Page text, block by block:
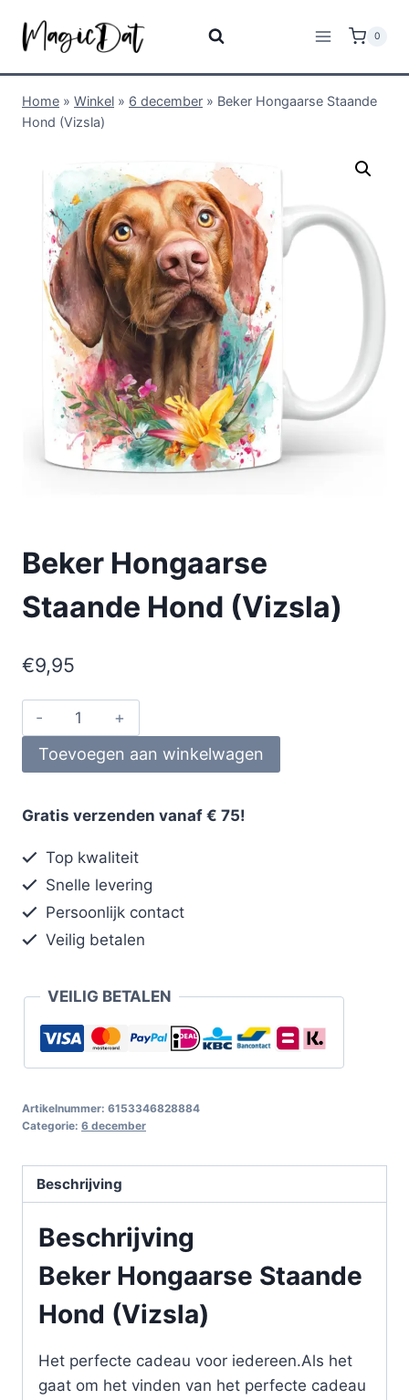
0
Home » Winkel » 6 december » Beker Hongaarse Staande
Hond (Vizsla)
Beker Hongaarse
Staande Hond (Vizsla)
€9,95
Toevoegen aan winkelwagen
Gratis verzenden vanaf € 75!
Top kwaliteit
Snelle levering
Persoonlijk contact
Veilig betalen
VEILIG BETALEN
Artikelnummer: 6153346828884
Categorie: 6 december
Beschrijving
Beschrijving
Beker Hongaarse Staande
Hond (Vizsla)
Het perfecte cadeau voor iedereen.Als het
gaat om het vinden van het perfecte cadeau